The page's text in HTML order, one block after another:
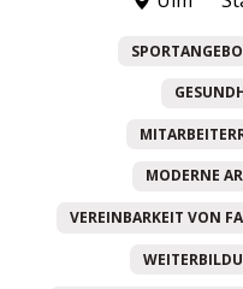
MODERNE
VEREINBARKEIT VON